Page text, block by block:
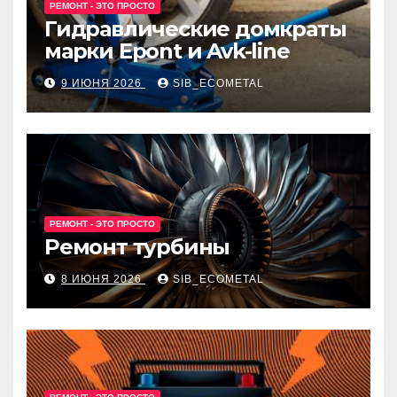
РЕМОНТ - ЭТО ПРОСТО
Гидравлические домкраты
марки Epont и Avk-line
9 ИЮНЯ 2026 SIB_ECOMETAL
РЕМОНТ - ЭТО ПРОСТО
Ремонт турбины
8 ИЮНЯ 2026 SIB_ECOMETAL